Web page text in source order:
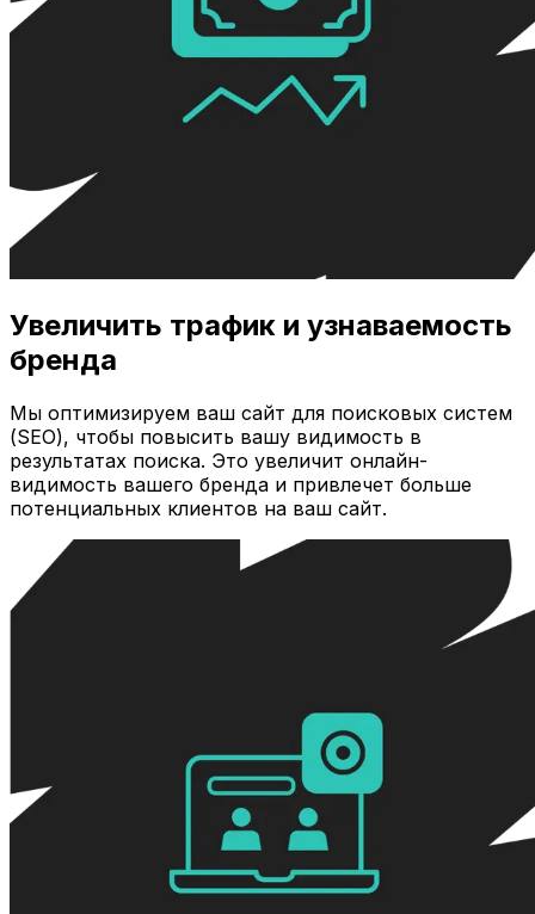
Увеличить трафик и узнаваемость
бренда
Мы оптимизируем ваш сайт для поисковых систем
(SEO), чтобы повысить вашу видимость в
результатах поиска. Это увеличит онлайн-
видимость вашего бренда и привлечет больше
потенциальных клиентов на ваш сайт.